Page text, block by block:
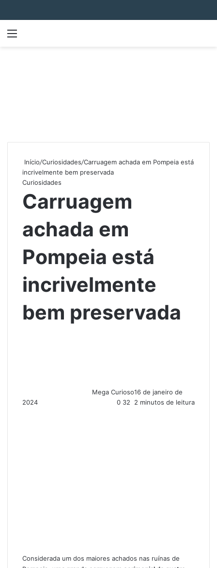
Início/Curiosidades/Carruagem achada em Pompeia está
incrivelmente bem preservada
Curiosidades
Carruagem
achada em
Pompeia está
incrivelmente
bem preservada
Mega Curioso16 de janeiro de
2024
0 32 2 minutos de leitura
Considerada um dos maiores achados nas ruínas de